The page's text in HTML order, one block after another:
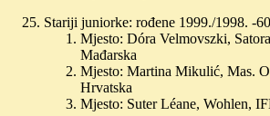
Stariji juniorke: rođene 1999./1998. -
Mjesto: Dóra Velmovszki,
Mađarska
Mjesto: Martina Mikulić, Mas.
Hrvatska
Mjesto: Suter Léane, Wohlen,